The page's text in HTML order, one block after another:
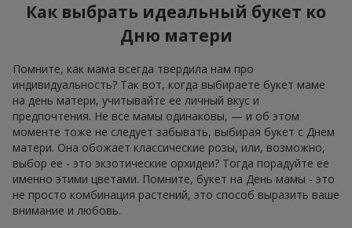
Как выбрать идеальный букет ко
Дню матери
Помните, как мама всегда твердила нам про
индивидуальность? Так вот, когда выбираете букет маме
на день матери, учитывайте ее личный вкус и
предпочтения. Не все мамы одинаковы, — и об этом
моменте тоже не следует забывать, выбирая букет с Днем
матери. Она обожает классические розы, или, возможно,
выбор ее - это экзотические орхидеи? Тогда порадуйте ее
именно этими цветами. Помните, букет на День мамы - это
не просто комбинация растений, это способ выразить ваше
внимание и любовь.